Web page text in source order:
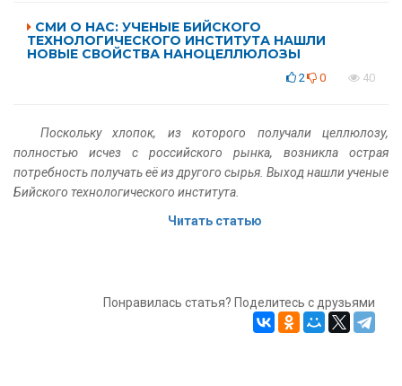
СМИ О НАС: УЧЕНЫЕ БИЙСКОГО
ТЕХНОЛОГИЧЕСКОГО ИНСТИТУТА НАШЛИ
НОВЫЕ СВОЙСТВА НАНОЦЕЛЛЮЛОЗЫ
2 0 40
Поскольку хлопок, из которого получали целлюлозу,
полностью исчез с российского рынка, возникла острая
потребность получать её из другого сырья. Выход нашли ученые
Бийского технологического института.
Читать статью
Понравилась статья? Поделитесь с друзьями